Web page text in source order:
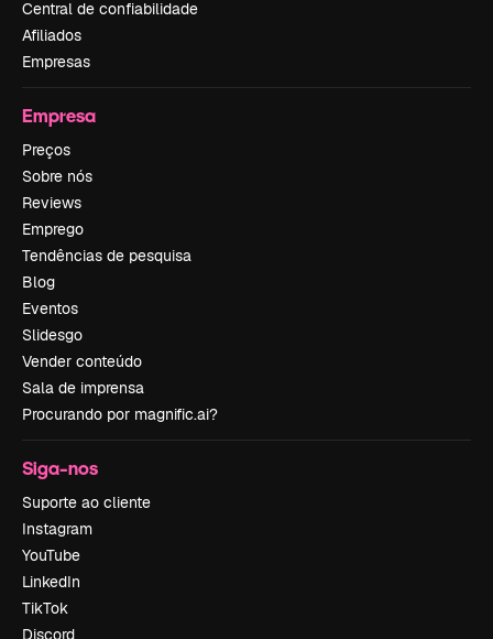
Central de confiabilidade
Afiliados
Empresas
Empresa
Preços
Sobre nós
Reviews
Emprego
Tendências de pesquisa
Blog
Eventos
Slidesgo
Vender conteúdo
Sala de imprensa
Procurando por magnific.ai?
Siga-nos
Suporte ao cliente
Instagram
YouTube
LinkedIn
TikTok
Discord